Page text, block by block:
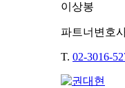
이상봉
파트너변호
T. 02-3016-